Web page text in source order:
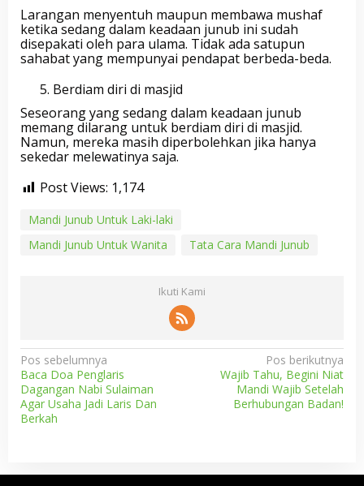
Larangan menyentuh maupun membawa mushaf
ketika sedang dalam keadaan junub ini sudah
disepakati oleh para ulama. Tidak ada satupun
sahabat yang mempunyai pendapat berbeda-beda.
Berdiam diri di masjid
Seseorang yang sedang dalam keadaan junub
memang dilarang untuk berdiam diri di masjid.
Namun, mereka masih diperbolehkan jika hanya
sekedar melewatinya saja.
Post Views: 1,174
Mandi Junub Untuk Laki-laki
Mandi Junub Untuk Wanita
Tata Cara Mandi Junub
Ikuti Kami
N
a
v
i
a
Pos sebelumnya
Baca Doa Penglaris
Dagangan Nabi Sulaiman
Agar Usaha Jadi Laris Dan
Berkah
Pos berikutnya
Wajib Tahu, Begini Niat
Mandi Wajib Setelah
Berhubungan Badan!